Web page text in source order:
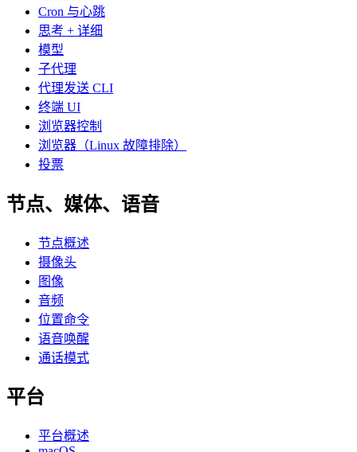
Cron 与心跳
思考 + 详细
模型
子代理
代理发送 CLI
终端 UI
浏览器控制
浏览器（Linux 故障排除）
投票
节点、媒体、语音
节点概述
摄像头
图像
音频
位置命令
语音唤醒
通话模式
平台
平台概述